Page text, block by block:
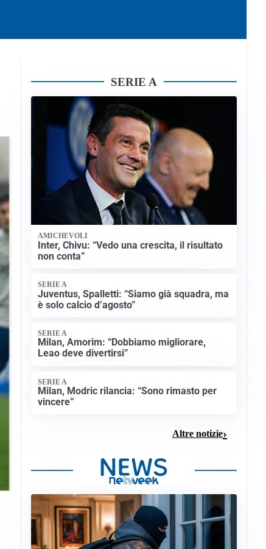
SERIE A
AMICHEVOLI
Inter, Chivu: “Vedo una crescita, il risultato
non conta”
SERIE A
Juventus, Spalletti: “Siamo già squadra, ma
è solo calcio d’agosto”
SERIE A
Milan, Amorim: “Dobbiamo migliorare,
Leao deve divertirsi”
SERIE A
Milan, Modric rilancia: “Sono rimasto per
vincere”
Altre notizie